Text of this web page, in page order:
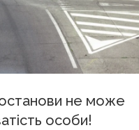
не може
особи!